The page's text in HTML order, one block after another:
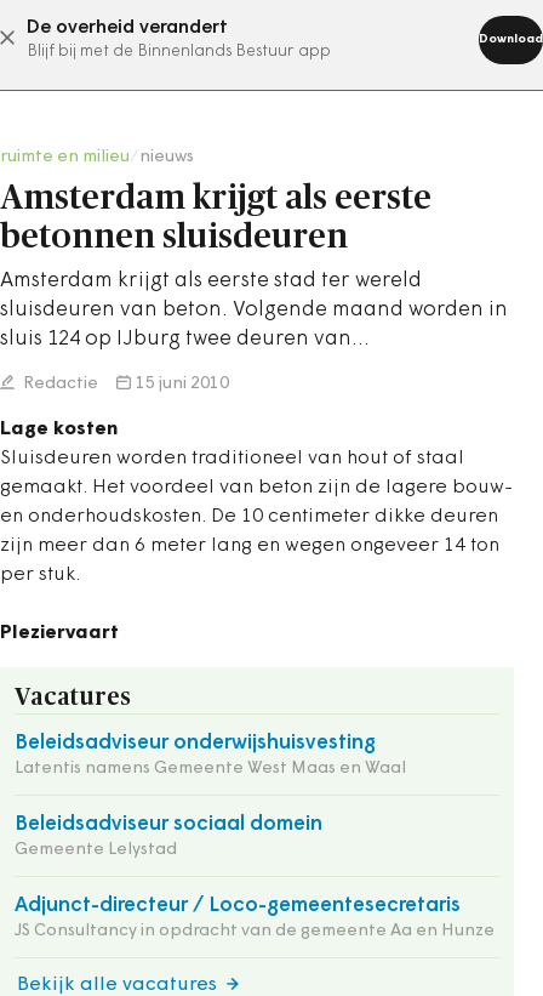
De overheid verandert
Blijf bij met de Binnenlands Bestuur app
Download
abonneer nu
ruimte en milieu nieuws
Amsterdam krijgt als eerste
betonnen sluisdeuren
Amsterdam krijgt als eerste stad ter wereld
sluisdeuren van beton. Volgende maand worden in
sluis 124 op IJburg twee deuren van…
Redactie 15 juni 2010
Lage kosten
Sluisdeuren worden traditioneel van hout of staal
gemaakt. Het voordeel van beton zijn de lagere bouw-
en onderhoudskosten. De 10 centimeter dikke deuren
zijn meer dan 6 meter lang en wegen ongeveer 14 ton
per stuk.
Pleziervaart
Vacatures
Beleidsadviseur onderwijshuisvesting
Latentis namens Gemeente West Maas en Waal
Beleidsadviseur sociaal domein
Gemeente Lelystad
Adjunct-directeur / Loco-gemeentesecretaris
JS Consultancy in opdracht van de gemeente Aa en Hunze
Bekijk alle vacatures